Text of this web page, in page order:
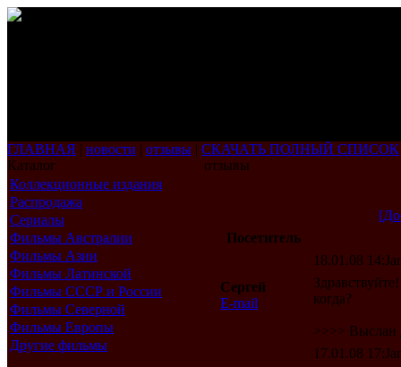
ГЛАВНАЯ | новости | отзывы | СКАЧАТЬ ПОЛНЫЙ СПИСОК
Каталог
Коллекционные издания
Распродажа
Сериалы
Фильмы Австралии
Фильмы Азии
Фильмы Латинской
Америки
Фильмы СССР и России
Фильмы Северной
Америки
Фильмы Европы
Другие фильмы
отзывы
Посетитель
Сергей
E-mail
18.01.08
когда?
>>>> Выслан
17.01.08